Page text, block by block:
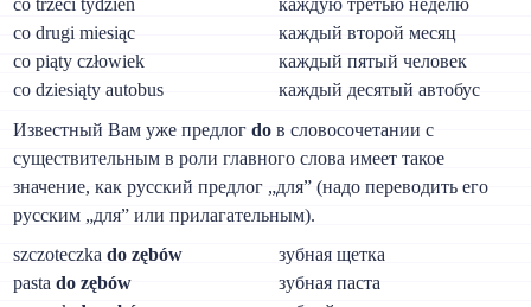
со drugi miesiąc
каждый второй месяц
со piąty człowiek
каждый пятый человек
со dziesiąty autobus
каждый десятый автобус
Известный Вам уже предлогdo в словосочетании с
существительным в роли главного слова имеет такое
значение, как русский предлог „для” (надо переводить его
русским „для” или прилагательным).
szczoteczkado zębów
зубная щетка
pastado zębów
зубная паста